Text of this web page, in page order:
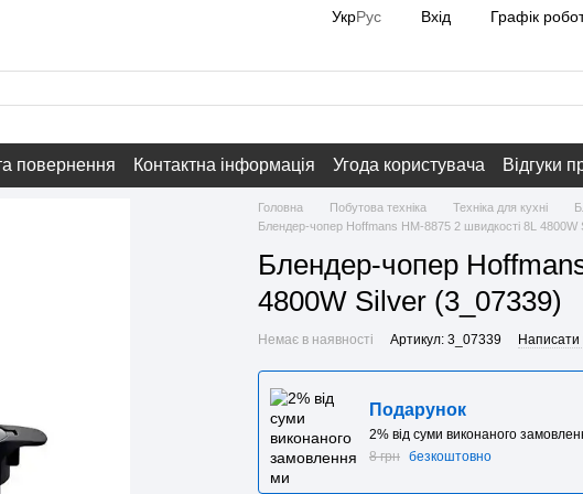
УкрРус Вхід Графік
повернення Контактна інформація Угода користувача Відгуки
Головна Побутова техніка Техніка для кухні
Блендер-чопер Hoffmans HM-8875 2 швидкості 8L 4800W
Блендер-чопер
4800W Silver (3_07339)
Немає в наявності Артикул: 3_07339 Написати
Подарунок
2% від суми виконаного
8 грн безкоштовно